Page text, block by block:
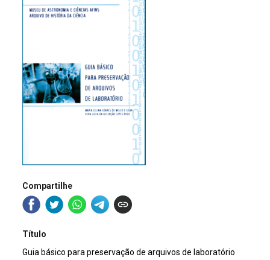
Compartilhe
Título
Guia básico para preservação de arquivos de laboratório